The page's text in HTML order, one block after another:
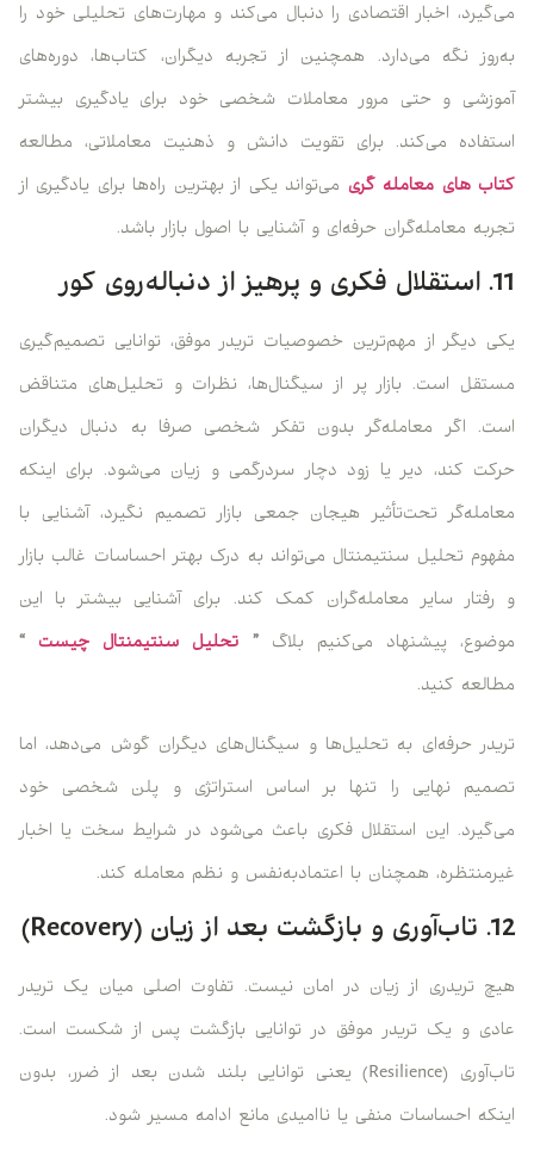
می‌گیرد، اخبار اقتصادی را دنبال می‌کند و مهارت‌های تحلیلی خود را
به‌روز نگه می‌دارد. همچنین از تجربه دیگران، کتاب‌ها، دوره‌های
آموزشی و حتی مرور معاملات شخصی خود برای یادگیری بیشتر
استفاده می‌کند. برای تقویت دانش و ذهنیت معاملاتی، مطالعه
کتاب های معامله گری می‌تواند یکی از بهترین راه‌ها برای یادگیری از
تجربه معامله‌گران حرفه‌ای و آشنایی با اصول بازار باشد.
11. استقلال فکری و پرهیز از دنباله‌روی کور
یکی دیگر از مهم‌ترین خصوصیات تریدر موفق، توانایی تصمیم‌گیری
مستقل است. بازار پر از سیگنال‌ها، نظرات و تحلیل‌های متناقض
است. اگر معامله‌گر بدون تفکر شخصی صرفا به دنبال دیگران
حرکت کند، دیر یا زود دچار سردرگمی و زیان می‌شود. برای اینکه
معامله‌گر تحت‌تأثیر هیجان جمعی بازار تصمیم نگیرد، آشنایی با
مفهوم تحلیل سنتیمنتال می‌تواند به درک بهتر احساسات غالب بازار
و رفتار سایر معامله‌گران کمک کند. برای آشنایی بیشتر با این
موضوع، پیشنهاد می‌کنیم بلاگ” تحلیل سنتیمنتال چیست “
مطالعه کنید.
تریدر حرفه‌ای به تحلیل‌ها و سیگنال‌های دیگران گوش می‌دهد، اما
تصمیم نهایی را تنها بر اساس استراتژی و پلن شخصی خود
می‌گیرد. این استقلال فکری باعث می‌شود در شرایط سخت یا اخبار
غیرمنتظره، همچنان با اعتمادبه‌نفس و نظم معامله کند.
12. تاب‌آوری و بازگشت بعد از زیان (Recovery)
هیچ تریدری از زیان در امان نیست. تفاوت اصلی میان یک تریدر
عادی و یک تریدر موفق در توانایی بازگشت پس از شکست است.
تاب‌آوری (Resilience) یعنی توانایی بلند شدن بعد از ضرر، بدون
اینکه احساسات منفی یا ناامیدی مانع ادامه مسیر شود.